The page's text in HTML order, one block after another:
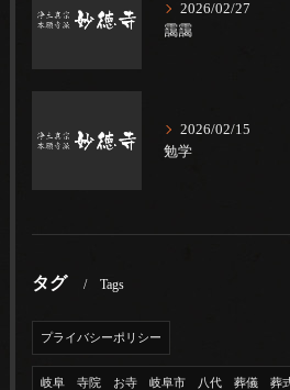
2026/02/27
靄靄
2026/02/15
勉学
タグ Tags
プライバシーポリシー
岐阜 寺院 お寺 岐阜市 八代 葬儀 葬